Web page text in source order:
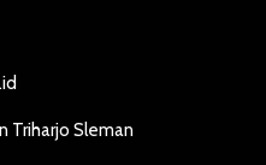
Triharjo Sleman